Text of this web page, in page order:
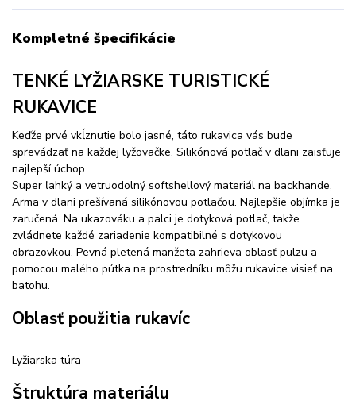
Kompletné špecifikácie
TENKÉ LYŽIARSKE TURISTICKÉ
RUKAVICE
Keďže prvé vkĺznutie bolo jasné, táto rukavica vás bude
sprevádzať na každej lyžovačke. Silikónová potlač v dlani zaisťuje
najlepší úchop.
Super ľahký a vetruodolný softshellový materiál na backhande,
Arma v dlani prešívaná silikónovou potlačou. Najlepšie objímka je
zaručená. Na ukazováku a palci je dotyková potlač, takže
zvládnete každé zariadenie kompatibilné s dotykovou
obrazovkou. Pevná pletená manžeta zahrieva oblasť pulzu a
pomocou malého pútka na prostredníku môžu rukavice visieť na
batohu.
Oblasť použitia rukavíc
Lyžiarska túra
Štruktúra materiálu